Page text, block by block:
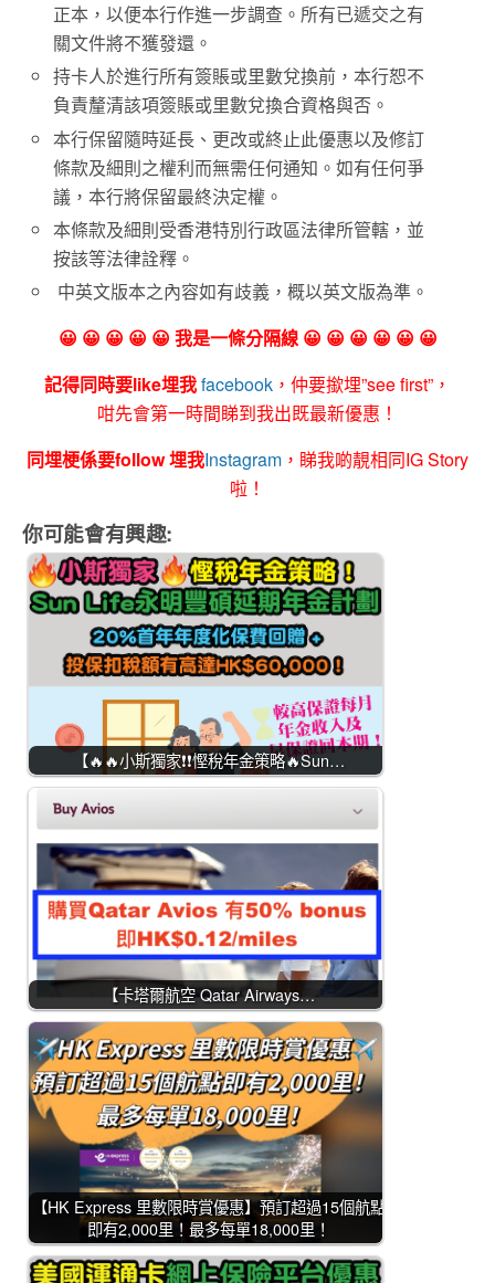
正本，以便本行作進一步調查。所有已遞交之有
關文件將不獲發還。
持卡人於進行所有簽賬或里數兌換前，本行恕不
負責釐清該項簽賬或里數兌換合資格與否。
本行保留隨時延長、更改或終止此優惠以及修訂
條款及細則之權利而無需任何通知。如有任何爭
議，本行將保留最終決定權。
本條款及細則受香港特別行政區法律所管轄，並
按該等法律詮釋。
中英文版本之內容如有歧義，概以英文版為準。
😀 😀 😀 😀 😀 我是一條分隔線 😀 😀 😀 😀 😀 😀
記得同時要like埋我facebook ，仲要撳埋”see first”，
咁先會第一時間睇到我出既最新優惠！
同埋梗係要follow 埋我Instagram ，睇我啲靚相同IG Story
啦！
你可能會有興趣:
【🔥🔥小斯獨家❗❗慳稅年金策略🔥Sun…
【卡塔爾航空 Qatar Airways…
【HK Express 里數限時賞優惠】預訂超過15個航點
即有2,000里！最多每單18,000里！